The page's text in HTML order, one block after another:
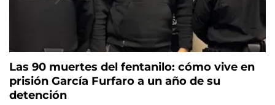
Las 90 muertes del fentanilo: cómo vive en
prisión García Furfaro a un año de su
detención